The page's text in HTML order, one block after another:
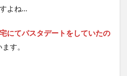
よね…
にてパスタデートをしていたの
す。